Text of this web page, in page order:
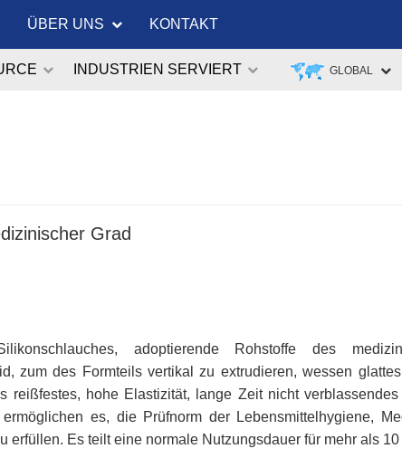
ÜBER UNS KONTAKT
GLOBAL
INDUSTRIEN SERVIERT
Grad
adoptierende Rohstoffe des
zum des Formteils vertikal zu extrudieren, wessen
reißfestes, hohe Elastizität, lange Zeit nicht
es, die Prüfnorm der Lebensmittelhygiene,
erfüllen. Es teilt eine normale Nutzungsdauer für mehr als 10